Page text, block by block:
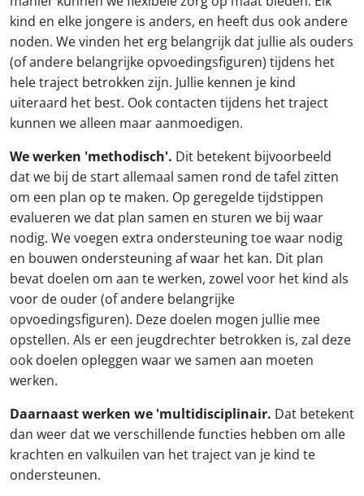
kind en elke jongere is anders, en heeft dus ook andere
noden. We vinden het erg belangrijk dat jullie als ouders
(of andere belangrijke opvoedingsfiguren) tijdens het
hele traject betrokken zijn. Jullie kennen je kind
uiteraard het best. Ook contacten tijdens het traject
kunnen we alleen maar aanmoedigen.
We werken 'methodisch'. Dit betekent bijvoorbeeld
dat we bij de start allemaal samen rond de tafel zitten
om een plan op te maken. Op geregelde tijdstippen
evalueren we dat plan samen en sturen we bij waar
nodig. We voegen extra ondersteuning toe waar nodig
en bouwen ondersteuning af waar het kan. Dit plan
bevat doelen om aan te werken, zowel voor het kind als
voor de ouder (of andere belangrijke
opvoedingsfiguren). Deze doelen mogen jullie mee
opstellen. Als er een jeugdrechter betrokken is, zal deze
ook doelen opleggen waar we samen aan moeten
werken.
Daarnaast werken we 'multidisciplinair. Dat betekent
dan weer dat we verschillende functies hebben om alle
krachten en valkuilen van het traject van je kind te
ondersteunen.